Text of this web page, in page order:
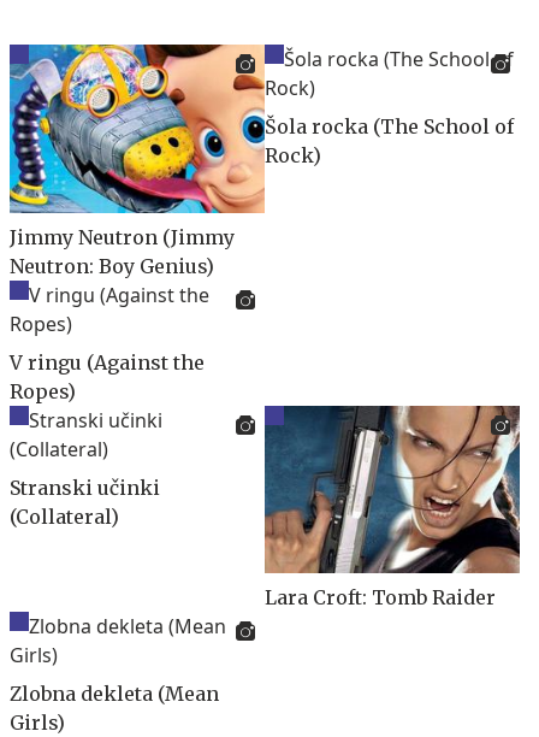
Jimmy Neutron (Jimmy
Neutron: Boy Genius)
Šola rocka (The School of
Rock)
V ringu (Against the
Ropes)
Stranski učinki
(Collateral)
Lara Croft: Tomb Raider
Zlobna dekleta (Mean
Girls)